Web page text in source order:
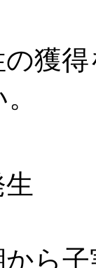
獲
ら